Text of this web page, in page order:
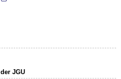
JGU